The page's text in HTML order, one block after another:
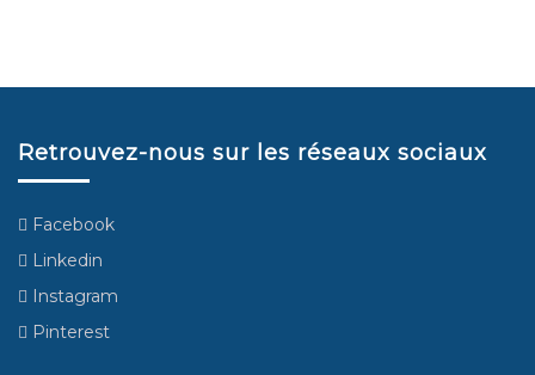
Retrouvez-nous sur les réseaux sociaux
Facebook
Linkedin
Instagram
Pinterest